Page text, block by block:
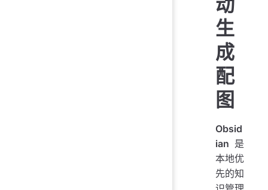
生
成
配
图
Obsid
ian 是
本地优
先的知